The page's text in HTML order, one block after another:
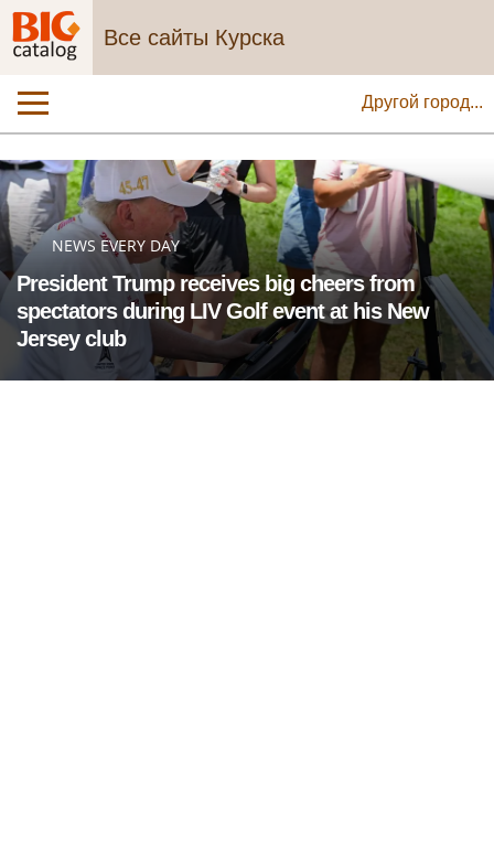
Все сайты Курска
Другой город...
NEWS EVERY DAY
President Trump receives big cheers from
spectators during LIV Golf event at his New
Jersey club